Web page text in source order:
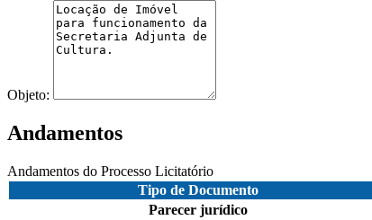
Objeto:
Andamentos
Andamentos do Processo Licitatório
Tipo de Documento
Parecer jurídico